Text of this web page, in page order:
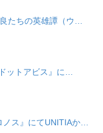
たちの英雄譚（ウ…
ットアビス』に…
ノス』にてUNITIAか…